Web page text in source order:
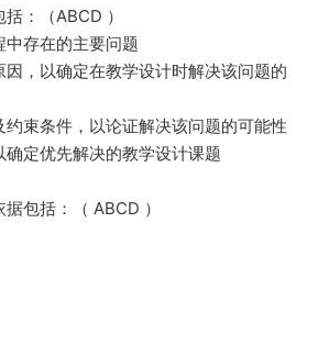
：（ABCD ）
存在的主要问题
，以确定在教学设计时解决该问题的
束条件，以论证解决该问题的可能性
定优先解决的教学设计课题
包括：（ ABCD ）